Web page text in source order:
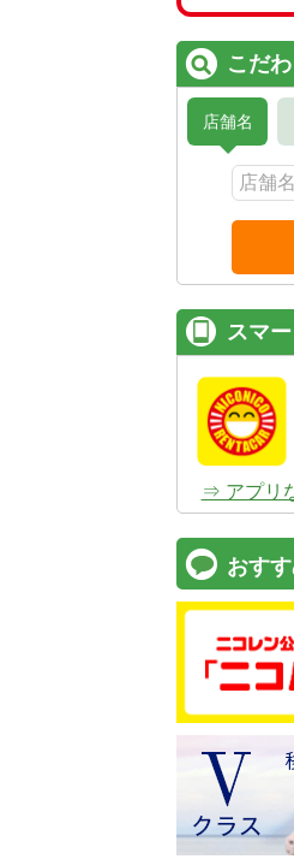
こだ
店舗名
スマ
⇒ アプリ
おす